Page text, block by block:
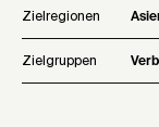
Zielregionen
Zielgruppen